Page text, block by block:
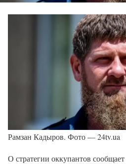
Рамзан Кадыров. Фото — 24tv.ua
О стратегии оккупантов сообщает